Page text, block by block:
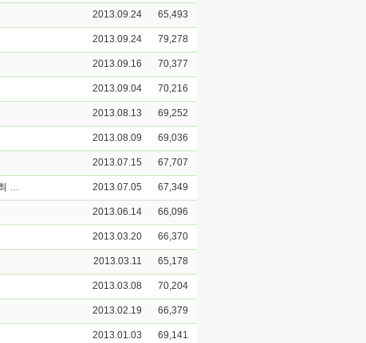
2013.09.24 65,493
2013.09.24 79,278
2013.09.16 70,377
2013.09.04 70,216
2013.08.13 69,252
2013.08.09 69,036
2013.07.15 67,707
2013.07.05 67,349
2013.06.14 66,096
2013.03.20 66,370
2013.03.11 65,178
2013.03.08 70,204
2013.02.19 66,379
2013.01.03 69,141